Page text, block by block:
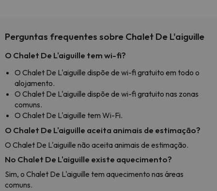
Perguntas frequentes sobre Chalet De L'aiguille
O Chalet De L'aiguille tem wi-fi?
O Chalet De L'aiguille dispõe de wi-fi gratuito em todo o
alojamento.
O Chalet De L'aiguille dispõe de wi-fi gratuito nas zonas
comuns.
O Chalet De L'aiguille tem Wi-Fi.
O Chalet De L'aiguille aceita animais de estimação?
O Chalet De L'aiguille não aceita animais de estimação.
No Chalet De L'aiguille existe aquecimento?
Sim, o Chalet De L'aiguille tem aquecimento nas áreas
comuns.